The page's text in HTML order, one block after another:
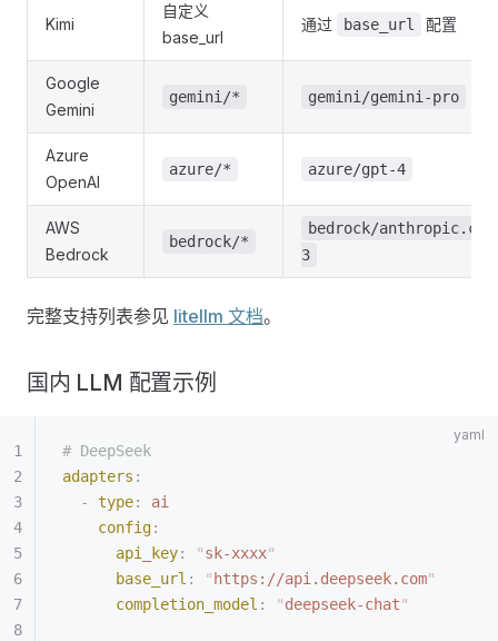
Kimi
自定义
base_url
通过 base_url 配置
Google
Gemini
gemini/* gemini/gemini-pro
Azure
OpenAI
azure/* azure/gpt-4
AWS
Bedrock
bedrock/*
bedrock/
3
完整支持列表参见 litellm 文档。
国内 LLM 配置示例
# DeepSeek
adapters :
  -
type:
ai
    config
:
      api_key
: "sk-xxxx"
      base_url
: " https://api.deepseek.com"
      completion_model
: "deepseek-chat"